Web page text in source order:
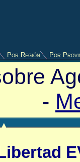
Por Región Por
-